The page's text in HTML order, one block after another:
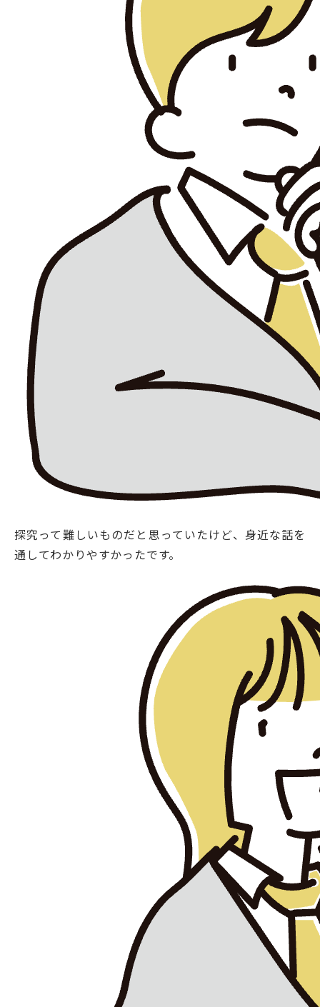
探究って難しいものだと思っていたけど、身近な話を
通してわかりやすかったです。